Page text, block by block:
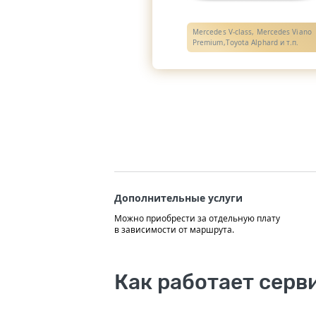
Mercedes V-class, Mercedes Viano
Premium,Toyota Alphard и т.п.
Дополнительные услуги
Можно приобрести за отдельную плату
в зависимости от маршрута.
Как работает